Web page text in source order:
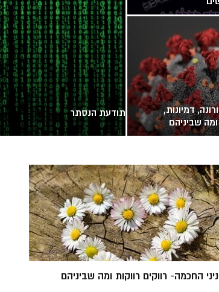
תודעת הנסתר
דמיונות,
ומה שביניהם
החכמה- רווקים רווקות ומה שביניהם